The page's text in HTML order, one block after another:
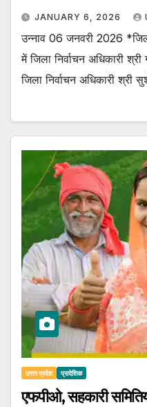
JANUARY 6, 2026
उन्नाव 06 जनवरी 2026
में जिला निर्वाचन अधिकारी श्री
जिला निर्वाचन अधिकारी श्री
उत्तर प्रदेश प्रादेशिक
एफपीओ, सहकारी